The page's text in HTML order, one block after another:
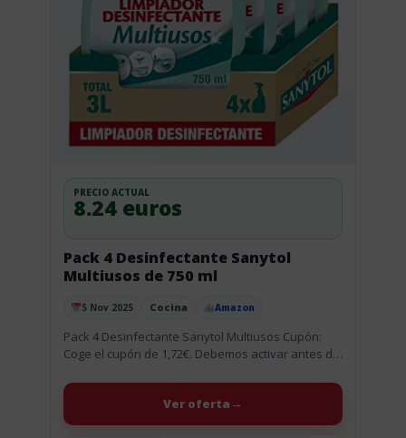
Publicado el
5 Nov 2025 Cocina Amazon
Pack 4 Desinfectante Sanytol
Multiusos de 750 ml
PRECIO ACTUAL
8.24 euros
Pack 4 Desinfectante Sanytol Multiusos Cupón:
Coge el cupón de 1,72€. Debemos activar antes de
sin lejía...
Ver oferta